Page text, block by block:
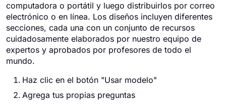
computadora o portátil y luego distribuirlos por correo
electrónico o en línea. Los diseños incluyen diferentes
secciones, cada una con un conjunto de recursos
cuidadosamente elaborados por nuestro equipo de
expertos y aprobados por profesores de todo el
mundo.
Haz clic en el botón "Usar modelo"
Agrega tus propias preguntas